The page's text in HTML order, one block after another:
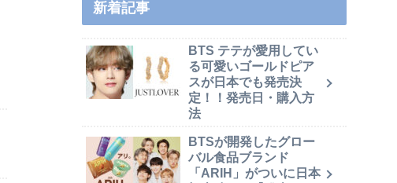
新着記事
BTS テテが愛用してい
る可愛いゴールドピア
スが日本でも発売決
定！！発売日・購入方
法
BTSが開発したグロー
バル食品ブランド
「ARIH」がついに日本